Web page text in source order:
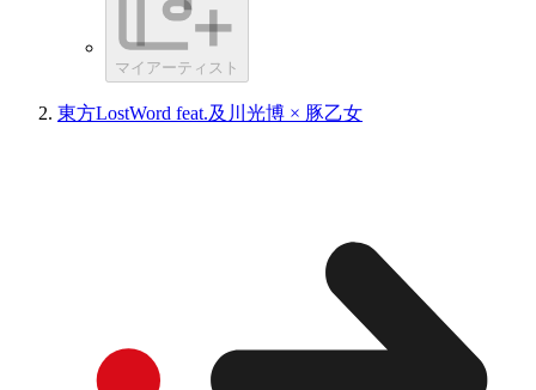
マイアーティスト
東方LostWord feat.及川光博 × 豚乙女